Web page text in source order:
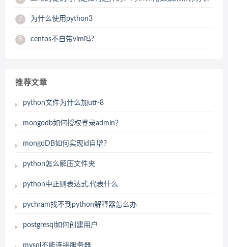
7 为什么使用python3
8 centos不自带vim吗?
推荐文章
python文件为什么加utf-8
mongodb如何授权登录admin？
mongoDB如何实现id自增？
python怎么解压文件夹
python中正则表达式.代表什么
pychram找不到python解释器怎么办
postgresql如何创建用户
mysql不能连接服务器